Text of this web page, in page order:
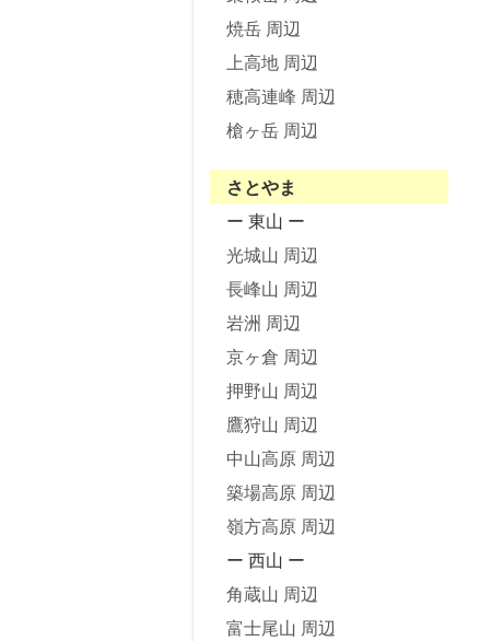
焼岳 周辺
上高地 周辺
穂高連峰 周辺
槍ヶ岳 周辺
さとやま
ー 東山 ー
光城山 周辺
長峰山 周辺
岩洲 周辺
京ヶ倉 周辺
押野山 周辺
鷹狩山 周辺
中山高原 周辺
築場高原 周辺
嶺方高原 周辺
ー 西山 ー
角蔵山 周辺
富士尾山 周辺